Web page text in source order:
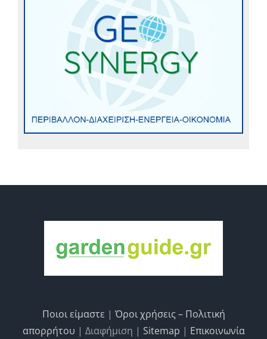
Ποιοι είμαστε | Όροι χρήσεις – Πολιτική
απορρήτου | Διαφήμιση | Sitemap | Επικοινωνία